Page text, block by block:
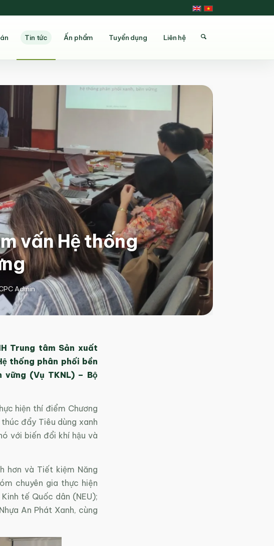
Tin tức Ấn phẩm Tuyển dụng Liên hệ
vấn Hệ thống
Admin
Trung tâm Sản xuất
thống phân phối bền
(Vụ TKNL) – Bộ
hiện thí điểm Chương
đẩy Tiêu dùng xanh
với biến đổi khí hậu và
hơn và Tiết kiệm Năng
chuyên gia thực hiện
tế Quốc dân (NEU);
An Phát Xanh, cùng